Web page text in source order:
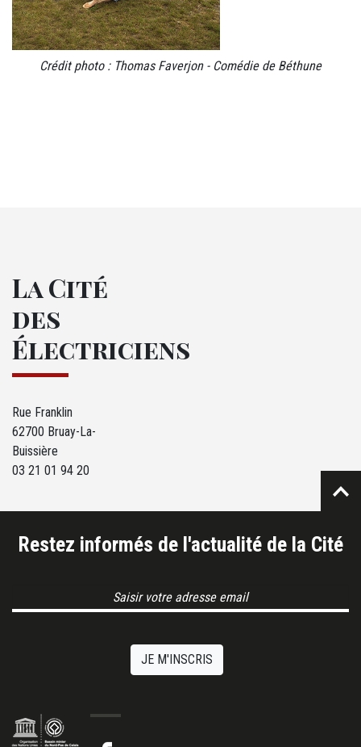
Crédit photo : Thomas Faverjon - Comédie de Béthune
La Cité
des
Électriciens
Rue Franklin
62700 Bruay-La-
Buissière
03 21 01 94 20
Restez informés de l'actualité de la Cité
JE M'INSCRIS